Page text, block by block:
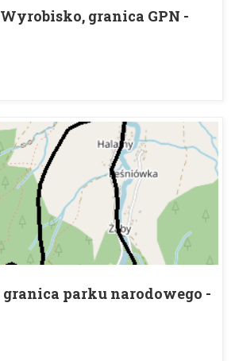
granica GPN -
granica parku
parku narodowego -
granica GPN